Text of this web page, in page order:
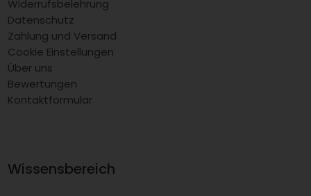
Widerrufsbelehrung
Datenschutz
Zahlung und Versand
Cookie Einstellungen
Über uns
Bewertungen
Kontaktformular
Wissensbereich